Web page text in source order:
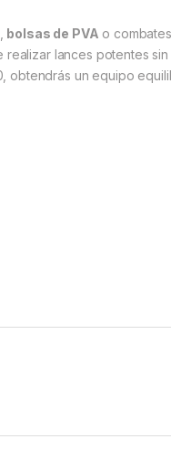
bolsas de PVA o
lances potentes
obtendrás un equipo